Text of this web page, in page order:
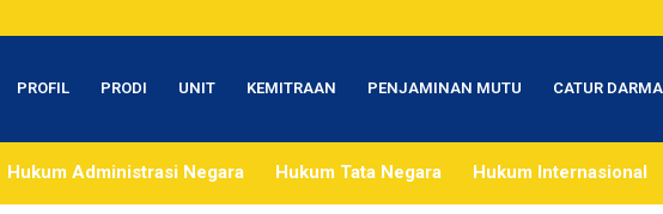
PROFIL PRODI UNIT KEMITRAAN PENJAMINAN MUTU CATUR DARMA
Hukum Administrasi Negara Hukum Tata Negara Hukum Internasional